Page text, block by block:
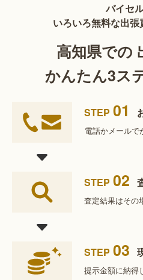
バイセ
いろいろ無料な出張
高知県での
かんたん3ス
STEP 01
電話かメールで
STEP 02
査定結果はその
STEP 03
提示金額に納得